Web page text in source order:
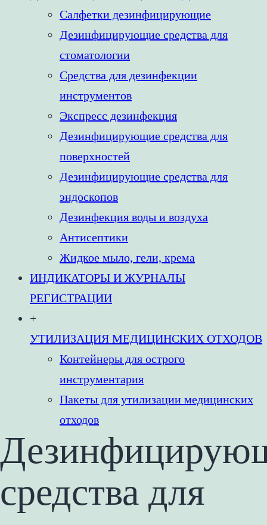
Салфетки дезинфицирующие
Дезинфицирующие средства для
стоматологии
Средства для дезинфекции
инструментов
Экспресс дезинфекция
Дезинфицирующие средства для
поверхностей
Дезинфицирующие средства для
эндоскопов
Дезинфекция воды и воздуха
Антисептики
Жидкое мыло, гели, крема
ИНДИКАТОРЫ И ЖУРНАЛЫ
РЕГИСТРАЦИИ
+
УТИЛИЗАЦИЯ МЕДИЦИНСКИХ ОТХОДОВ
Контейнеры для острого
инструментария
Пакеты для утилизации медицинских
отходов
средства для